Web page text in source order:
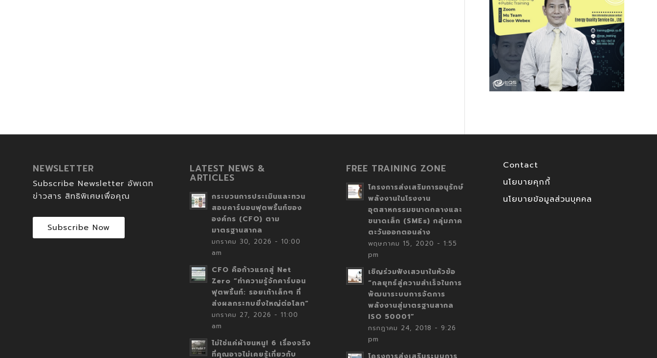
NEWSLETTER
Subscribe Newsletter อัพเดท
ข่าวสาร สิทธิพิเศษเพื่อคุณ
Subscribe Now
LATEST NEWS &
ARTICLES
กระบวนการประเมินและทวน
สอบคาร์บอนฟุตพริ้นท์ของ
องค์กร (CFO) ตาม
มาตรฐานสากล
มกราคม 30, 2026 - 10:00
am
CFO คือก้าวแรกสู่ Net
Zero “ทำความรู้จักคาร์บอน
ฟุตพริ้นท์: รอยเท้าเล็กๆ ที่
ส่งผลกระทบยิ่งใหญ่ต่อโลก”
มกราคม 27, 2026 - 11:00
am
ไม่ใช่แค่ผ้าขนหนู! 6 เรื่องจริง
ที่คุณอาจไม่เคยรู้เกี่ยวกับ
FREE TRAINING ZONE
โครงการส่งเสริมการอนุรักษ์
พลังงานในโรงงาน
อุตสาหกรรมขนาดกลางและ
ขนาดเล็ก (SMEs) กลุ่มภาค
ตะวันออกตอนล่าง
พฤษภาคม 15, 2020 - 1:55
pm
เชิญร่วมฟังเสวนาในหัวข้อ
“กลยุทธ์สู่ความสำเร็จในการ
พัฒนาระบบการจัดการ
พลังงานสู่มาตรฐานสากล
ISO 50001”
กรกฎาคม 24, 2018 - 9:26
pm
Contact
นโยบายคุกกี้
นโยบายข้อมูลส่วนบุคคล